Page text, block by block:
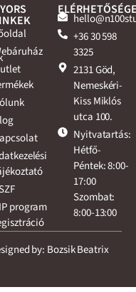
program
+36 30 598
3325
2131 Göd,
Nemeskéri-
Kiss Miklós
utca 100.
Nyitvatartás:
Hétfő-
Péntek: 8:00-
17:00
Szombat:
8:00-13:00
by: Bozsik Beatrix